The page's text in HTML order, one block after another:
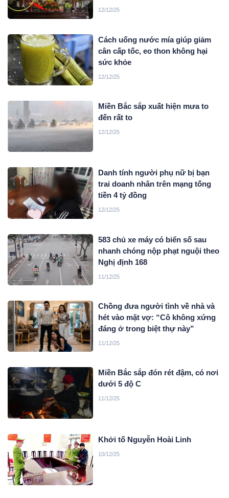
12/12/25
Cách uống nước mía giúp giảm
cân cấp tốc, eo thon không hại
sức khỏe
12/12/25
Miền Bắc sắp xuất hiện mưa to
đến rất to
12/12/25
Danh tính người phụ nữ bị bạn
trai doanh nhân trên mạng tống
tiền 4 tỷ đồng
12/12/25
583 chủ xe máy có biển số sau
nhanh chóng nộp phạt nguội theo
Nghị định 168
11/12/25
Chồng đưa người tình về nhà và
hét vào mặt vợ: “Cô không xứng
đáng ở trong biệt thự này”
11/12/25
Miền Bắc sắp đón rét đậm, có nơi
dưới 5 độ C
11/12/25
Khởi tố Nguyễn Hoài Linh
10/12/25